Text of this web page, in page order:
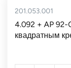
201.053.001
4.092 + AP
квадратным